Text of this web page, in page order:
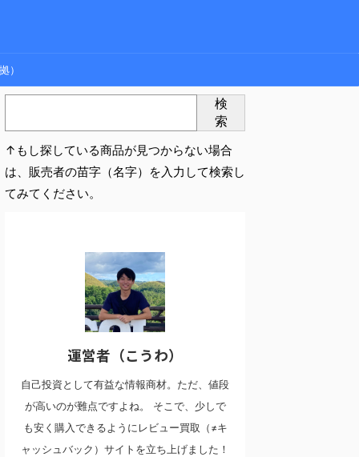
）
検
索
↑もし探している商品が見つからない場合
は、販売者の苗字（名字）を入力して検索し
てみてください。
運営者（こうわ）
自己投資として有益な情報商材。ただ、値段
が高いのが難点ですよね。 そこで、少しで
も安く購入できるようにレビュー買取（≠キ
ャッシュバック）サイトを立ち上げました！